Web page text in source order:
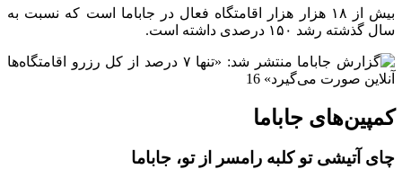
بیش از ۱۸ هزار هزار اقامتگاه فعال در جاباما است که نسبت به
سال گذشته رشد ۱۵۰ درصدی داشته است.
کمپین‌های جاباما
چای آتیشی تو کلبه رامسر از تو، جاباما